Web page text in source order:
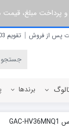
و پرداخت مبلغ،
پس از فروش تقویم 1403
برندها